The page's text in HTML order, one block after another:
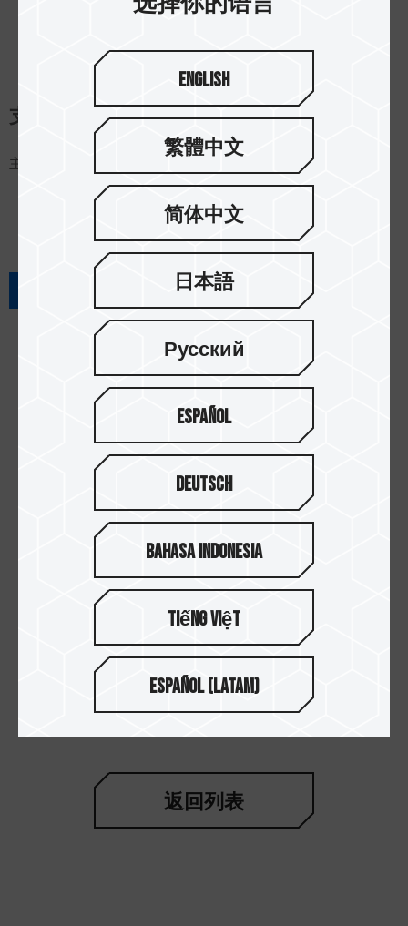
支持兔笼安装的外接固态硬盘 - P31
主要特点:
首创专利1/4"螺丝孔 可直接锁在专业兔笼上
也可搭配专业摄影机、数字单眼相机或是手机等的专
READ MORE
P31能直接锁在专业兔笼上，具有更高灵活度，亦可
稳固安装于专业摄影机、数字单眼相机或是手机等
专用的兔笼上，体积小，重量轻又携带方便，加装
于摄影装备上，不论是户外拍摄或是动态拍摄都零
购买外接或移动固态硬盘时，不光要注重存储容量
与传输速度，外观设计与安装灵活度也会大幅影响
使用体验。十铨的固态硬盘提供了便捷的磁吸设
计、实用的挂孔，专业兔笼的安装灵活性，让大家
都可依照自己的使用情境与设备选择需求，来挑选
返回列表
English
繁體中文
简体中文
日本語
Русский
Español
Deutsch
Bahasa Indonesia
Tiếng Việt
Español (Latam)